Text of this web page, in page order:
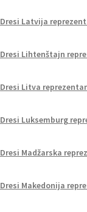
Dresi Latvija
Dresi Lihtenštajn
Dresi Litva
Dresi Luksemburg
Dresi Madžarska
Dresi Makedonija